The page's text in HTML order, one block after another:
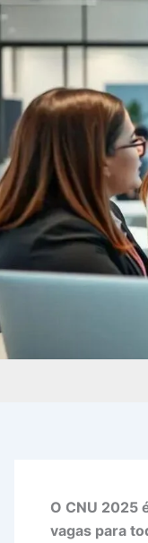
O CNU 2025
vagas para